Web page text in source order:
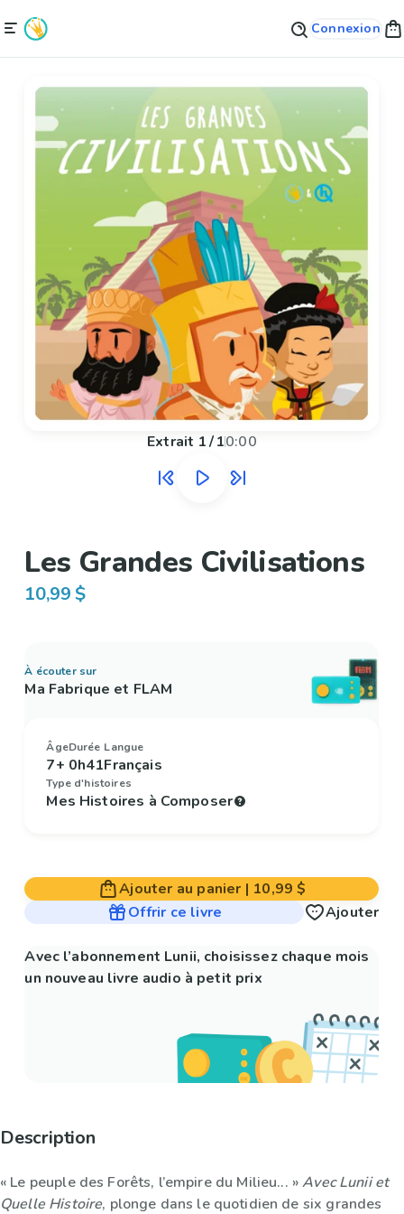
Connexion
Extrait 1/10:00
Les Grandes Civilisations
10,99 $
À écouter sur
Ma Fabrique et FLAM
Âge
7+
Durée
0h41
Langue
Français
Type d'histoires
Mes Histoires à Composer
Ajouter au panier | 10,99 $
Offrir ce livre
Ajouter
Avec l’abonnement Lunii, choisissez chaque mois
un nouveau livre audio à petit prix
Description
« Le peuple des Forêts, l’empire du Milieu... »Avec Lunii et
Quelle Histoire, plonge dans le quotidien de six grandes